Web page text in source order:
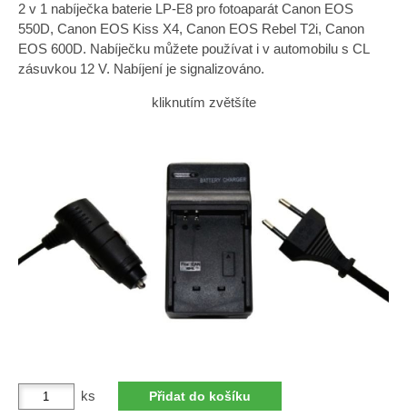
2 v 1 nabíječka baterie LP-E8 pro fotoaparát Canon EOS
550D, Canon EOS Kiss X4, Canon EOS Rebel T2i, Canon
EOS 600D. Nabíječku můžete používat i v automobilu s CL
zásuvkou 12 V. Nabíjení je signalizováno.
kliknutím zvětšíte
ks